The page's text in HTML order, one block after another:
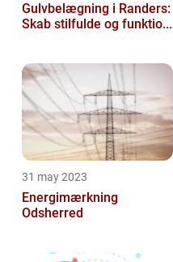
Gulvbelægning i Randers:
Skab stilfulde og funktio...
31 may 2023
Energimærkning
Odsherred